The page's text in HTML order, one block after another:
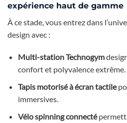
expérience haut de gamme
À ce stade, vous entrez dans
design avec :
Multi-station Technogym
confort et polyvalence extrême.
Tapis motorisé à écran tactile
immersives.
Vélo spinning connecté